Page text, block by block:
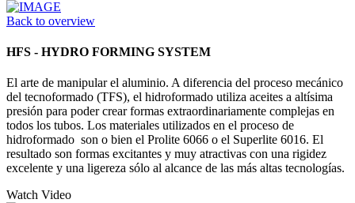
Back to overview
HFS - HYDRO FORMING SYSTEM
El arte de manipular el aluminio. A diferencia del proceso mecánico
del tecnoformado (TFS), el hidroformado utiliza aceites a altísima
presión para poder crear formas extraordinariamente complejas en
todos los tubos. Los materiales utilizados en el proceso de
hidroformado son o bien el Prolite 6066 o el Superlite 6016. El
resultado son formas excitantes y muy atractivas con una rigidez
excelente y una ligereza sólo al alcance de las más altas tecnologías.
Watch Video